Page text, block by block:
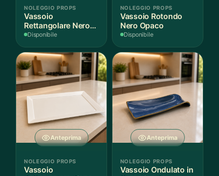
NOLEGGIO PROPS
Vassoio
Rettangolare Nero
Opaco
Disponibile
NOLEGGIO PROPS
Vassoio Rotondo
Nero Opaco
Disponibile
Anteprima
NOLEGGIO PROPS
Vassoio
Anteprima
NOLEGGIO PROPS
Vassoio Ondulato in